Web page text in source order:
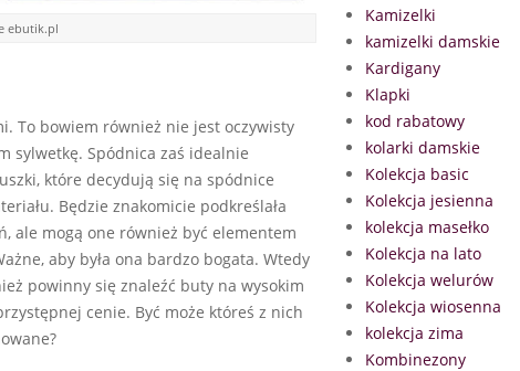
ebutik.pl
To bowiem również nie jest oczywisty
sylwetkę. Spódnica zaś idealnie
które decydują się na spódnice
Będzie znakomicie podkreślała
ale mogą one również być elementem
aby była ona bardzo bogata. Wtedy
powinny się znaleźć buty na wysokim
cenie. Być może któreś z nich
Kamizelki
kamizelki damskie
Kardigany
Klapki
kod rabatowy
kolarki damskie
Kolekcja basic
Kolekcja jesienna
kolekcja masełko
Kolekcja na lato
Kolekcja welurów
Kolekcja wiosenna
kolekcja zima
Kombinezony